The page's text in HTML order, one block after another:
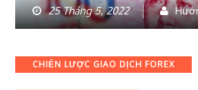
25 Tháng 5, 2022
Categories
CHIẾN LƯỢC GIAO DỊCH FOREX